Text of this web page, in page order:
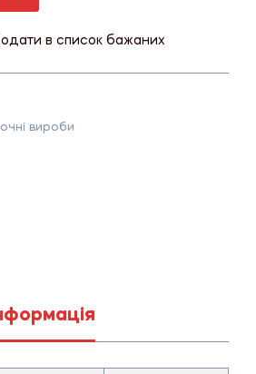
в список бажаних
вироби